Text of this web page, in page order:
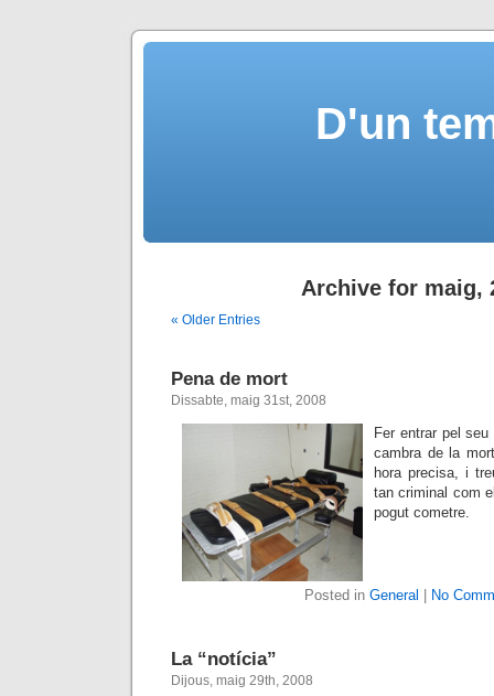
D'un
Archive for maig,
« Older Entries
Pena de mort
Dissabte, maig 31st, 2008
Fer entrar pel
cambra de la
hora precisa, i
tan criminal com
pogut cometre.
Posted in General No
La “notícia”
Dijous, maig 29th, 2008